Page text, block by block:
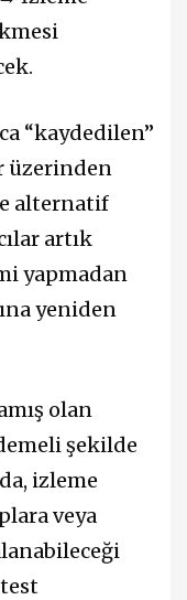
“kaydedilen”
üzerinden
alternatif
artık
yapmadan
yeniden
olan
şekilde
izleme
veya